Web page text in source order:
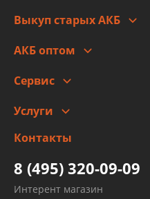
Оплата
Гарантии и возврат
Выкуп старых АКБ
АКБ оптом
Сервис
Заправка кондиционера авто
Детейлинг
Услуги
высокого давления
Тормозных трубок
Рукавов гидроусилителей
Контакты
8 (495) 320-09-09
Интерент магазин